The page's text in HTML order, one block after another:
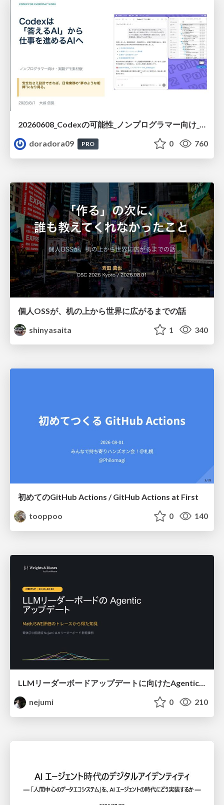
20260608_Codexの可能性_ノンプログラマー向け_大城追記
doradora09
PRO 0 760
個人OSSが、机の上から世界に広がるまでの話
shinyasaita
1 340
初めてのGitHub Actions / GitHub Actions at First
tooppoo
0 140
LLMリーダーボードアップデートに向けたAgentic Math_SWEのトレースについて
nejumi
0 210